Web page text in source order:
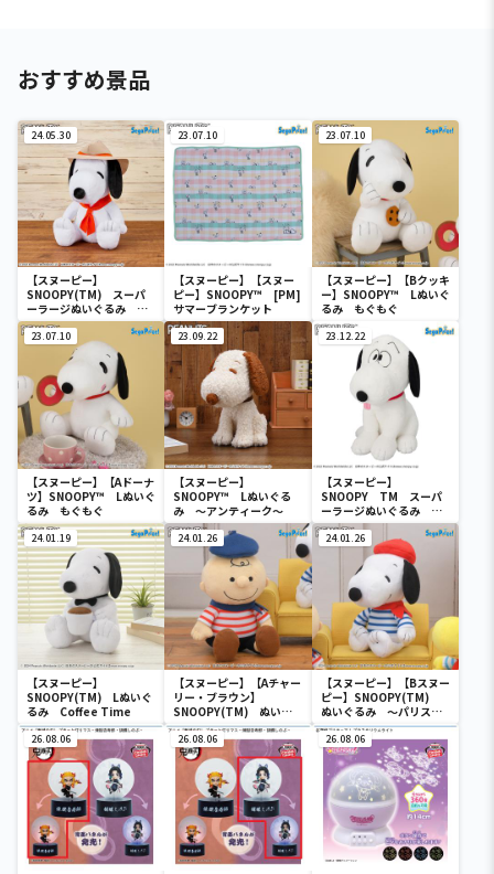
おすすめ景品
24.05.30
【スヌーピー】
SNOOPY(TM) スーパ
ーラージぬいぐるみ ビ
ーグル・スカウト
23.07.10
【スヌーピー】【スヌー
ピー】SNOOPY™ [PM]
サマーブランケット
23.07.10
【スヌーピー】【Bクッキ
ー】SNOOPY™ Lぬいぐ
るみ もぐもぐ
23.07.10
【スヌーピー】【Aドーナ
ツ】SNOOPY™ Lぬいぐ
るみ もぐもぐ
23.09.22
【スヌーピー】
SNOOPY™ Lぬいぐる
み ～アンティーク～
23.12.22
【スヌーピー】
SNOOPY TM スーパ
ーラージぬいぐるみ ～
FACE～
24.01.19
【スヌーピー】
SNOOPY(TM) Lぬいぐ
るみ Coffee Time
24.01.26
【スヌーピー】【Aチャー
リー・ブラウン】
SNOOPY(TM) ぬいぐ
るみ ～パリスタイル～
24.01.26
【スヌーピー】【Bスヌー
ピー】SNOOPY(TM)
ぬいぐるみ ～パリスタ
イル～
26.08.06 26.08.06 26.08.06